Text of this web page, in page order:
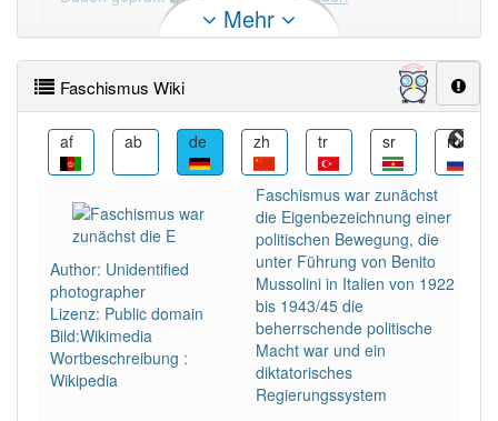
PowerIndex:17
Häufigkeit: 4 von 10
Wörter mit Endung -faschismus: 8
Wörter mit Endung -faschismusaber mit einem
anderen Artikelder: 0
89% unserer Spielapp-Nutzer haben den Artikel
korrekt erraten.
Mehr
Faschismus Wiki
Author: Unidentified
photographer
Lizenz: Public domain
Bild:Wikimedia
Wortbeschreibung :
Wikipedia
Faschismus war zunächst
die Eigenbezeichnung einer
politischen Bewegung, die
unter Führung von Benito
Mussolini in Italien von 1922
bis 1943/45 die
beherrschende politische
Macht war und ein
diktatorisches
Regierungssystem